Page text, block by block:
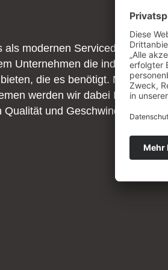
als modernen
Unternehmen die individuelle
die es benötigt. Mit
werden wir dabei Ihren
und Geschwindigkeit